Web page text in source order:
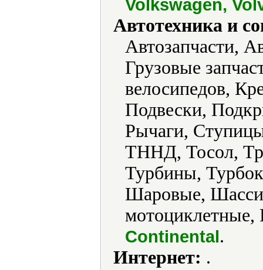
Volkswagen,
Автотехника и
Автозапчасти,
Грузовые
велосипедов,
Подвески,
Рычаги,
ТННД, Тосол,
Турбины,
Шаровые,
Continental.
Интернет: .